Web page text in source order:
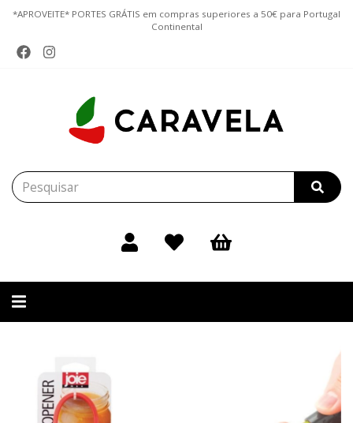
*APROVEITE* PORTES GRÁTIS em compras superiores a 50€ para Portugal
Continental
Alternar